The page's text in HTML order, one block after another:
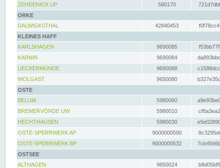
ZEHDENICK UP
580170
ORKE
DALWIGKSTHAL
42840453
KLEINES HAFF
KARLSHAGEN
9690085
KARNIN
9690084
UECKERMÜNDE
9690088
WOLGAST
9650080
OSTE
BELUM
5980060
BREMERVÖRDE UW
5980010
HECHTHAUSEN
5980030
OSTE-SPERRWERK AP
9000000590
OSTE-SPERRWERK BP
9000000532
OSTSEE
ALTHAGEN
9650024